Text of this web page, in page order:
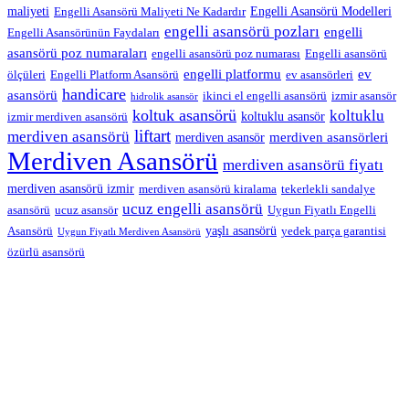
maliyeti Engelli Asansörü Maliyeti Ne Kadardır Engelli Asansörü Modelleri
Engelli Asansörünün Faydaları engelli asansörü pozları engelli
asansörü poz numaraları engelli asansörü poz numarası Engelli asansörü
ölçüleri Engelli Platform Asansörü engelli platformu ev asansörleri ev
asansörü handicare hidrolik asansör ikinci el engelli asansörü izmir asansör
izmir merdiven asansörü koltuk asansörü koltuklu asansör koltuklu
merdiven asansörü liftart merdiven asansör merdiven asansörleri
Merdiven Asansörü merdiven asansörü fiyatı
merdiven asansörü izmir merdiven asansörü kiralama tekerlekli sandalye
asansörü ucuz asansör ucuz engelli asansörü Uygun Fiyatlı Engelli
Asansörü Uygun Fiyatlı Merdiven Asansörü yaşlı asansörü yedek parça garantisi
özürlü asansörü